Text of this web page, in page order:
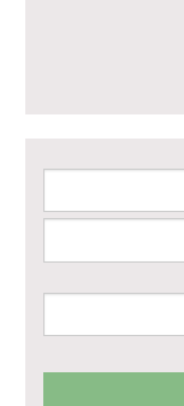
في دير الزور
في محافظة السويداء
الشغور